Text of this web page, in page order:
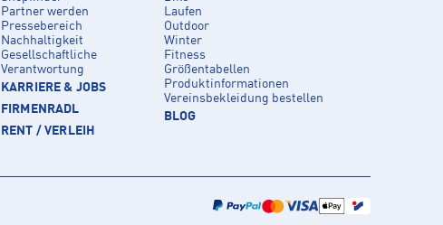
Partner werden
Pressebereich
Nachhaltigkeit
Gesellschaftliche
Verantwortung
KARRIERE & JOBS
FIRMENRADL
RENT / VERLEIH
Laufen
Outdoor
Winter
Fitness
Größentabellen
Produktinformationen
Vereinsbekleidung bestellen
BLOG